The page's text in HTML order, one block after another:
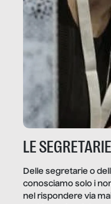
LE
Delle segretarie o
conosciamo solo i
nel rispondere via